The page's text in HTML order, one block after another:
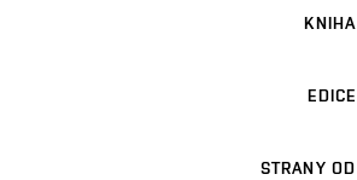
KNIHA
EDICE
STRANY OD